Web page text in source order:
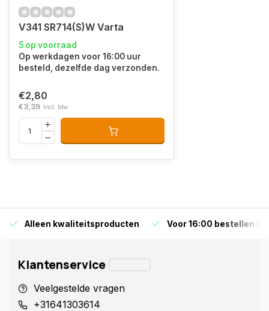
V341 SR714(S)W Varta
5 op voorraad
Op werkdagen voor 16:00 uur
besteld, dezelfde dag verzonden.
€2,80
€3,39 Incl. btw
Alleen kwaliteitsproducten Voor 16:00 bestellen is
Klantenservice
Veelgestelde vragen
+31641303614